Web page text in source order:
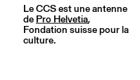
Le CCS est une antenne
de Pro Helvetia,
Fondation suisse pour la
culture.